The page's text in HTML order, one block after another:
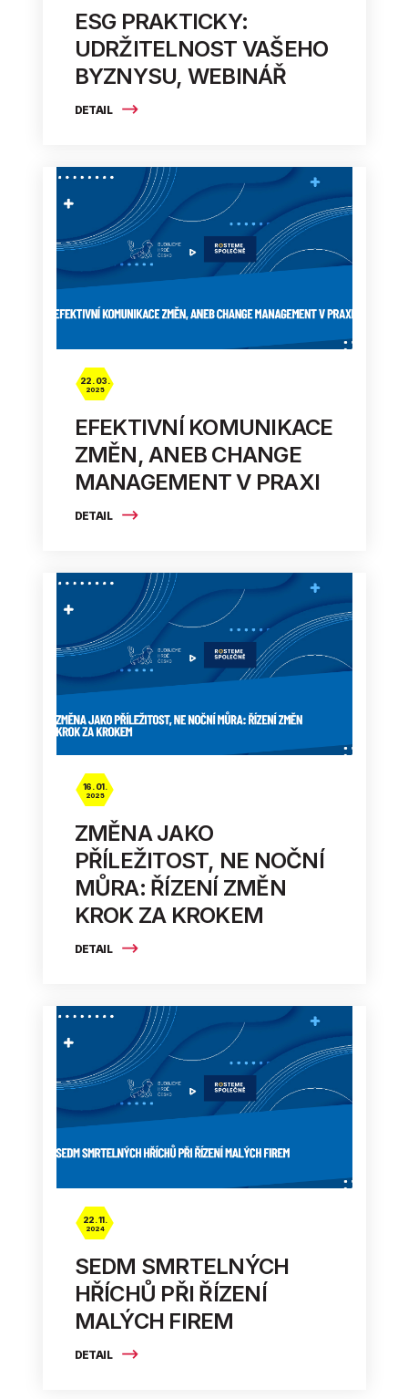
DETAIL
ESG PRAKTICKY:
UDRŽITELNOST VAŠEHO
BYZNYSU, WEBINÁŘ
DETAIL
22. 03.
2025
EFEKTIVNÍ KOMUNIKACE
ZMĚN, ANEB CHANGE
MANAGEMENT V PRAXI
DETAIL
16. 01.
2025
ZMĚNA JAKO
PŘÍLEŽITOST, NE NOČNÍ
MŮRA: ŘÍZENÍ ZMĚN
KROK ZA KROKEM
DETAIL
22. 11.
2024
SEDM SMRTELNÝCH
HŘÍCHŮ PŘI ŘÍZENÍ
MALÝCH FIREM